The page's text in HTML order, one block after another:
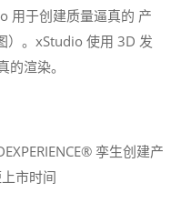
用于创建质量逼真的 产
）。xStudio 使用 3D 发
的渲染。
孪生创建产
市时间